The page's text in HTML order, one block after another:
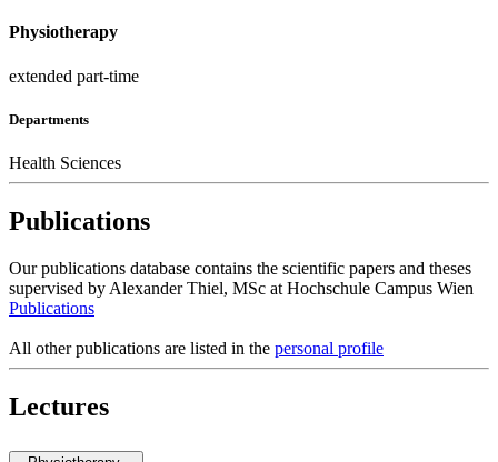
Physiotherapy
extended part-time
Departments
Health Sciences
Publications
Our publications database contains the scientific papers and theses
supervised by Alexander Thiel, MSc at Hochschule Campus Wien
Publications
All other publications are listed in the personal profile
Lectures